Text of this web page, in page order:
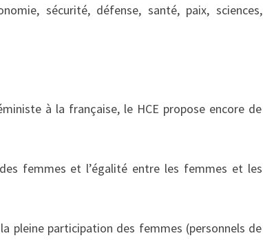
sécurité, défense, santé, paix, sciences,
à la française, le HCE propose encore de
femmes et l’égalité entre les femmes et les
pleine participation des femmes (personnels de